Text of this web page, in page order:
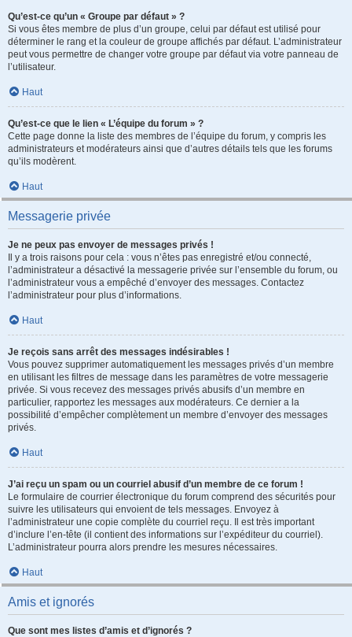
Qu’est-ce qu’un « Groupe par défaut » ?
Si vous êtes membre de plus d’un groupe, celui par défaut est utilisé pour
déterminer le rang et la couleur de groupe affichés par défaut. L’administrateur
peut vous permettre de changer votre groupe par défaut via votre panneau de
l’utilisateur.
Haut
Qu’est-ce que le lien « L’équipe du forum » ?
Cette page donne la liste des membres de l’équipe du forum, y compris les
administrateurs et modérateurs ainsi que d’autres détails tels que les forums
qu’ils modèrent.
Haut
Messagerie privée
Je ne peux pas envoyer de messages privés !
Il y a trois raisons pour cela : vous n’êtes pas enregistré et/ou connecté,
l’administrateur a désactivé la messagerie privée sur l’ensemble du forum, ou
l’administrateur vous a empêché d’envoyer des messages. Contactez
l’administrateur pour plus d’informations.
Haut
Je reçois sans arrêt des messages indésirables !
Vous pouvez supprimer automatiquement les messages privés d’un membre
en utilisant les filtres de message dans les paramètres de votre messagerie
privée. Si vous recevez des messages privés abusifs d’un membre en
particulier, rapportez les messages aux modérateurs. Ce dernier a la
possibilité d’empêcher complètement un membre d’envoyer des messages
privés.
Haut
J’ai reçu un spam ou un courriel abusif d’un membre de ce forum !
Le formulaire de courrier électronique du forum comprend des sécurités pour
suivre les utilisateurs qui envoient de tels messages. Envoyez à
l’administrateur une copie complète du courriel reçu. Il est très important
d’inclure l’en-tête (il contient des informations sur l’expéditeur du courriel).
L’administrateur pourra alors prendre les mesures nécessaires.
Haut
Amis et ignorés
Que sont mes listes d’amis et d’ignorés ?